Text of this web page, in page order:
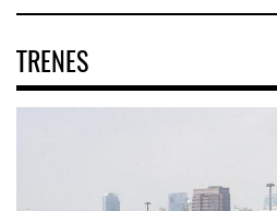
TRENES